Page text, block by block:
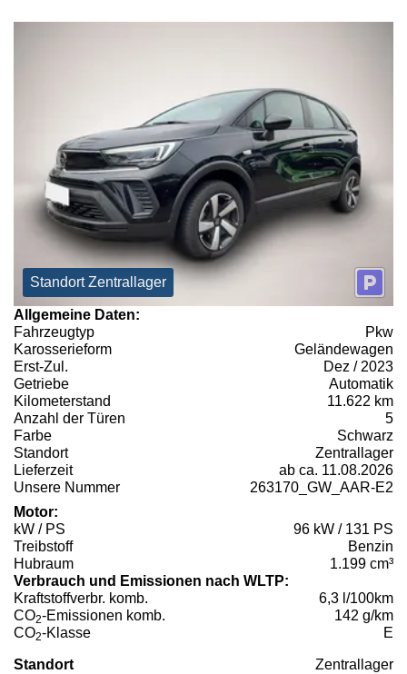
Standort Zentrallager
Allgemeine Daten:
Fahrzeugtyp
Pkw
Karosserieform
Geländewagen
Erst-Zul.
Dez / 2023
Getriebe
Automatik
Kilometerstand
11.622 km
Anzahl der Türen
5
Farbe
Schwarz
Standort
Zentrallager
Lieferzeit
ab ca. 11.08.2026
Unsere Nummer
263170_GW_AAR-E2
Motor:
kW / PS
96 kW / 131 PS
Treibstoff
Benzin
Hubraum
1.199 cm³
Verbrauch und Emissionen nach WLTP:
Kraftstoffverbr. komb.
6,3 l/100km
CO2-Emissionen komb.
142 g/km
CO2-Klasse E
Standort Zentrallager